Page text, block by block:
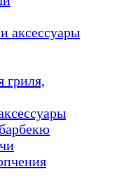
аксессуары
гриля,